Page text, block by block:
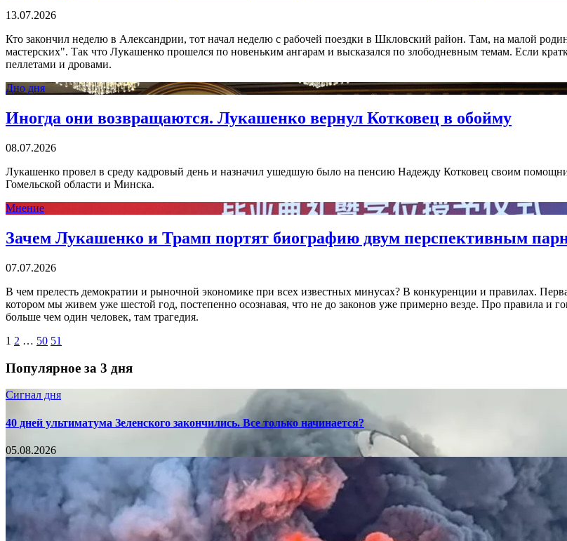
13.07.2026
Кто закончил неделю в Александрии, тот начал неделю с рабочей поездки в Шкловский район. Там, на малой
мастерских". Так что Лукашенко прошелся по новеньким ангарам и высказался по злободневным темам. Если
пеллетами и дровами.
Дно дня
Иногда они возвращаются. Лукашенко вернул Котковец в обойму
08.07.2026
Лукашенко провел в среду кадровый день и назначил ушедшую было на пенсию Надежду Котковец своим
Гомельской области и Минска.
Мнение
Зачем Лукашенко и Трамп портят биографию двум перспективным
07.07.2026
В чем прелесть демократии и рыночной экономике при всех известных минусах? В конкуренции и правилах.
котором мы живем уже шестой год, постепенно осознавая, что не до законов уже примерно везде. Про правила и
больше чем один человек, там трагедия.
1 2 … 50 51
Популярное за 3 дня
Сигнал дня
40 дней ультиматума Зеленского закончились. Все только начинается?
05.08.2026